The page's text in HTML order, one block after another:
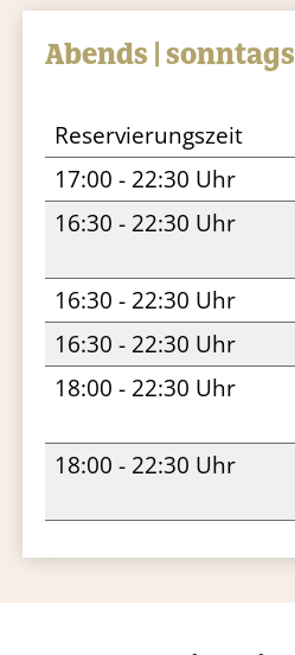
Abends | sonntags
Reservierungszeit
17:00 - 22:30 Uhr
16:30 - 22:30 Uhr
16:30 - 22:30 Uhr
16:30 - 22:30 Uhr
18:00 - 22:30 Uhr
18:00 - 22:30 Uhr